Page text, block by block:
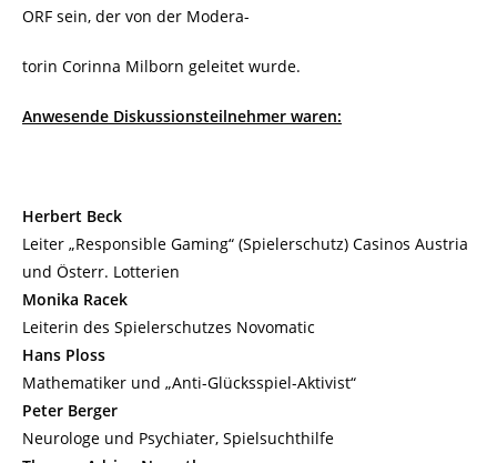
ORF sein, der von der Modera-
torin Corinna Milborn geleitet wurde.
Anwesende Diskussionsteilnehmer waren:
Herbert Beck
Leiter „Responsible Gaming“ (Spielerschutz) Casinos Austria
und Österr. Lotterien
Monika Racek
Leiterin des Spielerschutzes Novomatic
Hans Ploss
Mathematiker und „Anti-Glücksspiel-Aktivist“
Peter Berger
Neurologe und Psychiater, Spielsuchthilfe